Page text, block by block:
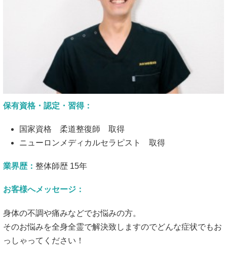
保有資格・認定・習得：
国家資格 柔道整復師 取得
ニューロンメディカルセラピスト 取得
業界歴： 整体師歴 15年
お客様へメッセージ：
身体の不調や痛みなどでお悩みの方。
そのお悩みを全身全霊で解決致しますのでどんな症状でもお
っしゃってください！